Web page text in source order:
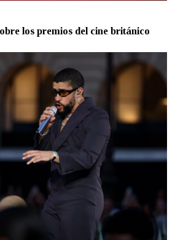
los premios del cine británico